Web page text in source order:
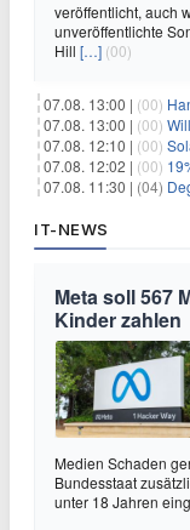
veröffentlicht, auch
unveröffentlichte
Hill […] (00)
07.08. 13:00 | (00)
07.08. 13:00 | (00) Will
07.08. 12:10 | (00)
07.08. 12:02 | (00)
07.08. 11:30 | (04)
IT-NEWS
Meta soll 567
Kinder zahlen
Medien Schaden
Bundesstaat
unter 18 Jahren